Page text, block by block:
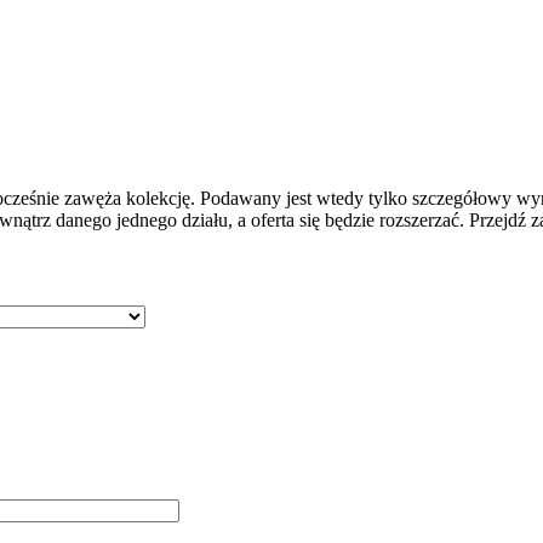
zawęża kolekcję. Podawany jest wtedy tylko szczegółowy
danego jednego działu, a oferta się będzie rozszerzać. Przejdź